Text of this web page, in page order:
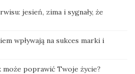
jesień, zima i sygnały, że
wpływają na sukces marki i
poprawić Twoje życie?